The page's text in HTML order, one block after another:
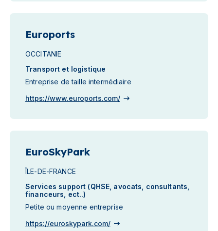
Euroports
OCCITANIE
Transport et logistique
Entreprise de taille intermédiaire
https://www.euroports.com/
EuroSkyPark
ÎLE-DE-FRANCE
Services support (QHSE, avocats, consultants,
financeurs, ect..)
Petite ou moyenne entreprise
https://euroskypark.com/